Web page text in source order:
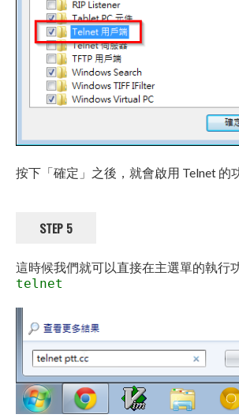
按下「確定」之後，就會啟用 Telnet 的
STEP 5
這時候我們就可以直接在主選單的執行
telnet